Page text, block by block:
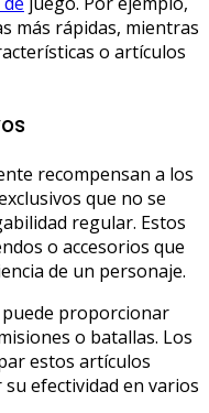
más rápidas, mientras
o artículos
recompensan a los
que no se
regular. Estos
o accesorios que
de un personaje.
proporcionar
o batallas. Los
estos artículos
efectividad en varios